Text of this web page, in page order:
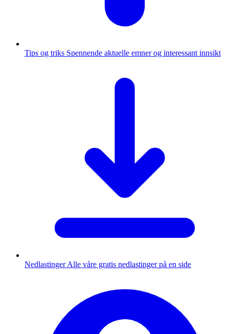
Tips og triks Spennende aktuelle emner og interessant innsikt
Nedlastinger Alle våre gratis nedlastinger på en side